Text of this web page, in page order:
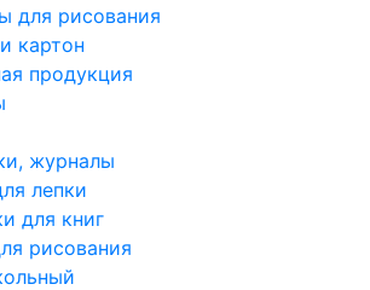
для рисования
картон
продукция
журналы
лепки
для книг
рисования